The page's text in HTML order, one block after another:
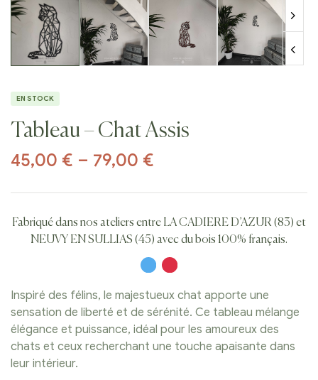
EN STOCK
Tableau – Chat Assis
45,00 € – 79,00 €
Fabriqué dans nos ateliers entre LA CADIERE D’AZUR (83) et
NEUVY EN SULLIAS (45) avec du bois 100% français.
Inspiré des félins, le majestueux chat apporte une
sensation de liberté et de sérénité. Ce tableau mélange
élégance et puissance, idéal pour les amoureux des
chats et ceux recherchant une touche apaisante dans
leur intérieur.